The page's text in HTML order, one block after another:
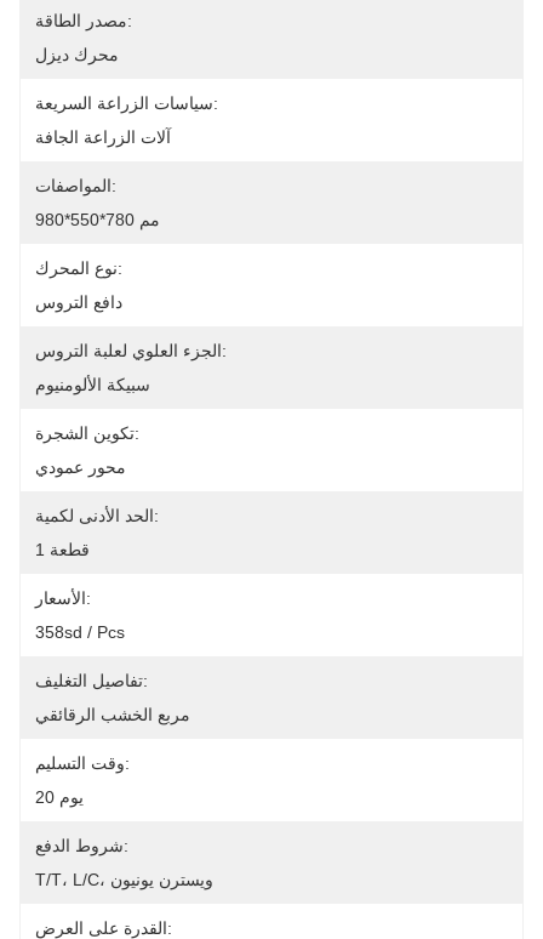
مصدر الطاقة:
محرك ديزل
سياسات الزراعة السريعة:
آلات الزراعة الجافة
المواصفات:
980*550*780 مم
نوع المحرك:
دافع التروس
الجزء العلوي لعلبة التروس:
سبيكة الألومنيوم
تكوين الشجرة:
محور عمودي
الحد الأدنى لكمية:
1 قطعة
الأسعار:
358sd / Pcs
تفاصيل التغليف:
مربع الخشب الرقائقي
وقت التسليم:
20 يوم
شروط الدفع:
T/T، L/C، ويسترن يونيون
القدرة على العرض: